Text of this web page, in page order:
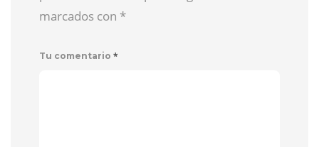
marcados con *
Tu comentario *